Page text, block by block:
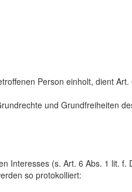
Person einholt, dient Art.
und Grundfreiheiten
Interesses (s. Art. 6 Abs. 1 lit. f.
so protokolliert: